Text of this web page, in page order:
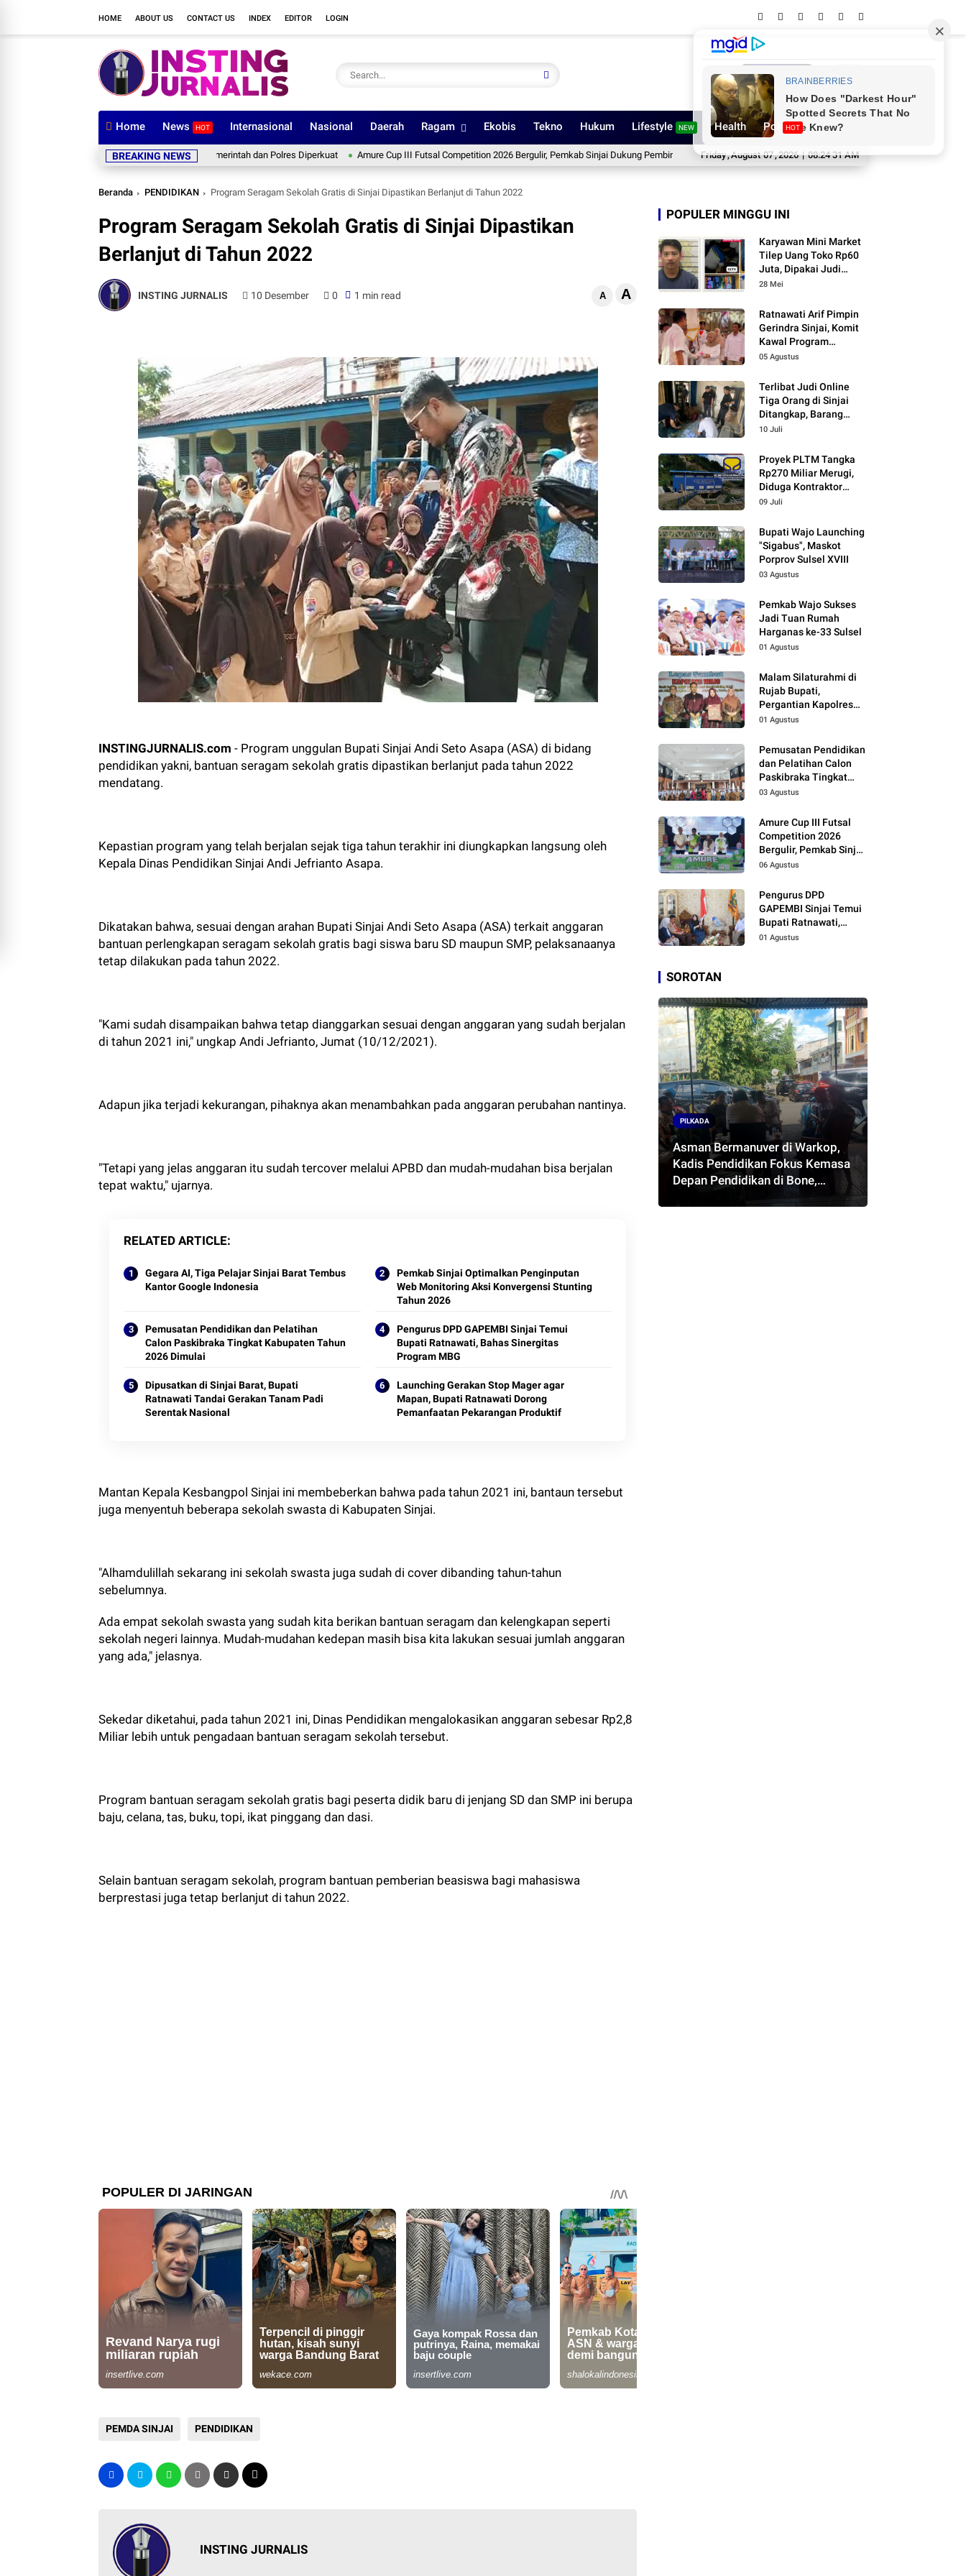
HOME ABOUT US CONTACT US INDEX EDITOR LOGIN
Network
Home News HOT Internasional Nasional Daerah Ragam Ekobis Tekno Hukum Lifestyle NEW Health Poll HOT
Friday,August 07,2026|08:24 32 AM
BREAKING NEWS
Wajo Sambut Kapolres Baru, Sinergi Pemerintah dan Polres Diperkuat Amure Cup III Futsal Competition 2026 Bergulir, Pemkab Sinjai Dukung Pembinaan Atlet Muda Gebyar Maradeka Festival 2026 Dibuka, DPRD Wajo
Beranda PENDIDIKAN Program Seragam Sekolah Gratis di Sinjai Dipastikan Berlanjut di Tahun 2022
Program Seragam Sekolah Gratis di Sinjai Dipastikan
Berlanjut di Tahun 2022
INSTING JURNALIS 10 Desember 0 1 min read A A
INSTINGJURNALIS.com - Program unggulan Bupati Sinjai Andi Seto Asapa (ASA) di bidang
pendidikan yakni, bantuan seragam sekolah gratis dipastikan berlanjut pada tahun 2022
mendatang.
Kepastian program yang telah berjalan sejak tiga tahun terakhir ini diungkapkan langsung oleh
Kepala Dinas Pendidikan Sinjai Andi Jefrianto Asapa.
Dikatakan bahwa, sesuai dengan arahan Bupati Sinjai Andi Seto Asapa (ASA) terkait anggaran
bantuan perlengkapan seragam sekolah gratis bagi siswa baru SD maupun SMP, pelaksanaanya
tetap dilakukan pada tahun 2022.
"Kami sudah disampaikan bahwa tetap dianggarkan sesuai dengan anggaran yang sudah berjalan
di tahun 2021 ini," ungkap Andi Jefrianto, Jumat (10/12/2021).
Adapun jika terjadi kekurangan, pihaknya akan menambahkan pada anggaran perubahan nantinya.
"Tetapi yang jelas anggaran itu sudah tercover melalui APBD dan mudah-mudahan bisa berjalan
tepat waktu," ujarnya.
RELATED ARTICLE
Gegara AI, Tiga Pelajar Sinjai Barat Tembus
Kantor Google Indonesia
Pemkab Sinjai Optimalkan Penginputan
Web Monitoring Aksi Konvergensi Stunting
Tahun 2026
Pemusatan Pendidikan dan Pelatihan
Calon Paskibraka Tingkat Kabupaten Tahun
2026 Dimulai
Pengurus DPD GAPEMBI Sinjai Temui
Bupati Ratnawati, Bahas Sinergitas
Program MBG
Dipusatkan di Sinjai Barat, Bupati
Ratnawati Tandai Gerakan Tanam Padi
Serentak Nasional
Launching Gerakan Stop Mager agar
Mapan, Bupati Ratnawati Dorong
Pemanfaatan Pekarangan Produktif
Mantan Kepala Kesbangpol Sinjai ini membeberkan bahwa pada tahun 2021 ini, bantaun tersebut
juga menyentuh beberapa sekolah swasta di Kabupaten Sinjai.
"Alhamdulillah sekarang ini sekolah swasta juga sudah di cover dibanding tahun-tahun
sebelumnya.
Ada empat sekolah swasta yang sudah kita berikan bantuan seragam dan kelengkapan seperti
sekolah negeri lainnya. Mudah-mudahan kedepan masih bisa kita lakukan sesuai jumlah anggaran
yang ada," jelasnya.
Sekedar diketahui, pada tahun 2021 ini, Dinas Pendidikan mengalokasikan anggaran sebesar Rp2,8
Miliar lebih untuk pengadaan bantuan seragam sekolah tersebut.
Program bantuan seragam sekolah gratis bagi peserta didik baru di jenjang SD dan SMP ini berupa
baju, celana, tas, buku, topi, ikat pinggang dan dasi.
Selain bantuan seragam sekolah, program bantuan pemberian beasiswa bagi mahasiswa
berprestasi juga tetap berlanjut di tahun 2022.
PEMDA SINJAI PENDIDIKAN
INSTING JURNALIS
POPULER MINGGU INI
Karyawan Mini Market
Tilep Uang Toko Rp60
Juta, Dipakai Judi
Online
28 Mei
Ratnawati Arif Pimpin
Gerindra Sinjai, Komit
Kawal Program
Prabowo
05 Agustus
Terlibat Judi Online
Tiga Orang di Sinjai
Ditangkap, Barang
Bukti Kupon Putih
10 Juli
Proyek PLTM Tangka
Rp270 Miliar Merugi,
Diduga Kontraktor
Tidak Profesional,
09 Juli
Bupati Wajo Launching
"Sigabus", Maskot
Porprov Sulsel XVIII
03 Agustus
Pemkab Wajo Sukses
Jadi Tuan Rumah
Harganas ke-33 Sulsel
01 Agustus
Malam Silaturahmi di
Rujab Bupati,
Pergantian Kapolres
Wajo Jadi Momentum
01 Agustus
Pemusatan Pendidikan
dan Pelatihan Calon
Paskibraka Tingkat
Kabupaten Tahun 2026
03 Agustus
Amure Cup III Futsal
Competition 2026
Bergulir, Pemkab Sinjai
Dukung Pembinaan
06 Agustus
Pengurus DPD
GAPEMBI Sinjai Temui
Bupati Ratnawati,
Bahas Sinergitas
01 Agustus
SOROTAN
PILKADA
Asman Bermanuver di Warkop,
Kadis Pendidikan Fokus Kemasa
Depan Pendidikan di Bone,
Akankah Terwujud Pasangan